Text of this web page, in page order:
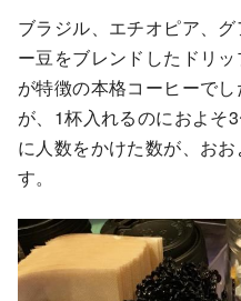
ブラジル、エチオピア、
ー豆をブレンドしたドリ
が特徴の本格コーヒーで
が、1杯入れるのにおよそ
に人数をかけた数が、お
す。